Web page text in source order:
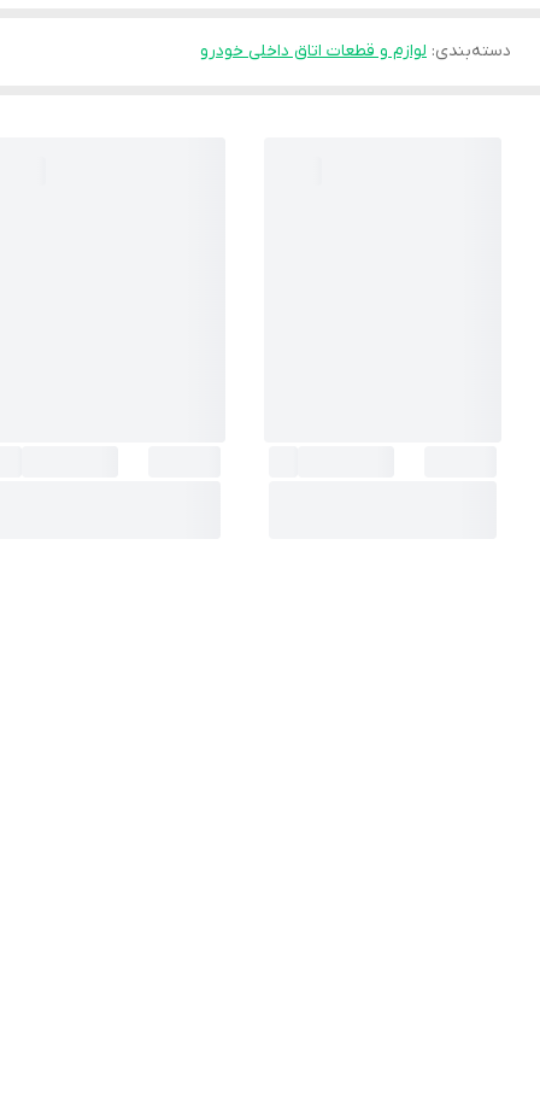
دسته‌بندی: لوازم و قطعات اتاق داخلی خودرو